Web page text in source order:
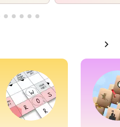
chevron_right